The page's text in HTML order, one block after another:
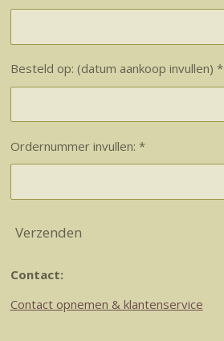
Besteld op: (datum aankoop invullen) *
Ordernummer invullen: *
Verzenden
Contact:
Contact opnemen & klantenservice